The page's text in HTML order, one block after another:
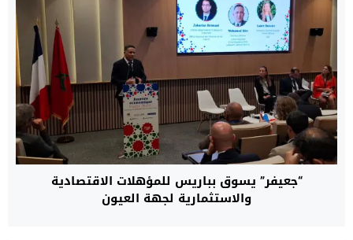
“جعيفر” يسوق بباريس للمؤهلات الاقتصادية
والاستثمارية لجهة العيون